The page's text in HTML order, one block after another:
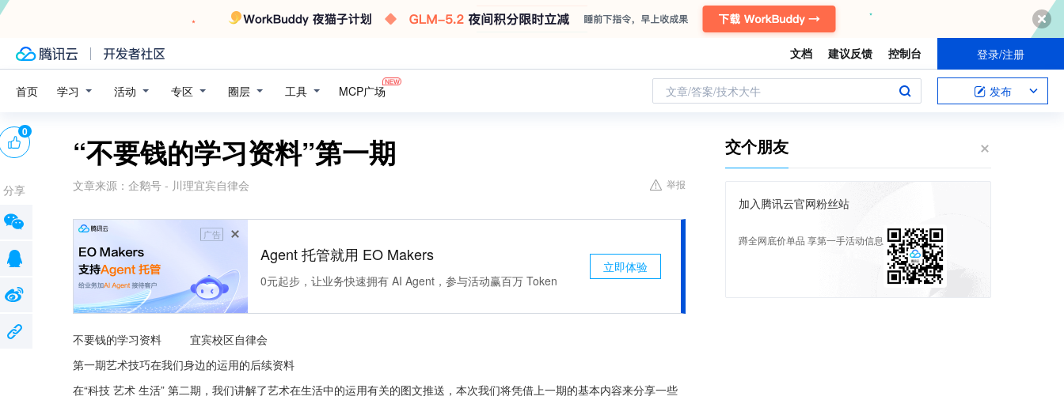
文档 建议反馈 控制台 登录/注册
首页 学习 活动 专区 圈层 工具 MCP广场 文章/答案/技术大牛 发布
“不要钱的学习资料”第一期
文章来源： 企鹅号 - 川理宜宾自律会 举报
广告
Agent 托管就用 EO Makers
0元起步，让业务快速拥有 AI Agent，参与活动赢百万 Token
立即体验
不要钱的学习资料         宜宾校区自律会
第一期艺术技巧在我们身边的运用的后续资料
在“科技 艺术 生活” 第二期，我们讲解了艺术在生活中的运用有关的图文推送，本次我们将凭借上一期的基本内容来分享一些
0
分享
交个朋友
加入腾讯云官网粉丝站
蹲全网底价单品 享第一手活动信息